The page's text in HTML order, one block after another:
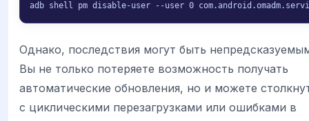
adb shell pm disable-user --user 0
Однако, последствия могут быть
Вы не только потеряете возможность получать
автоматические обновления, но и можете
с циклическими перезагрузками или ошибками в